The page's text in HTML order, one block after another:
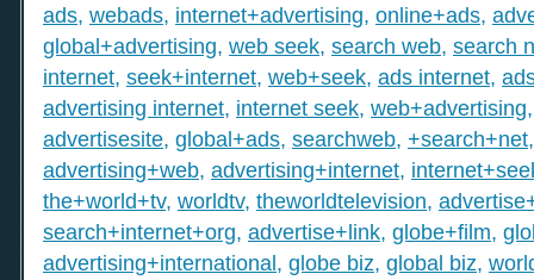
ads, webads, internet+advertising, online+ads,
global+advertising, web seek, search web, search
internet, seek+internet, web+seek, ads internet,
advertising internet, internet seek, web+advertising
advertisesite, global+ads, searchweb, +search+net
advertising+web, advertising+internet,
the+world+tv, worldtv, theworldtelevision,
search+internet+org, advertise+link, globe+film,
advertising+international, globe biz, global biz,